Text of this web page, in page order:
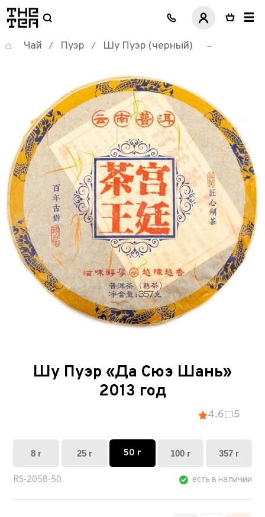
логотип
Чай / Пуэр / Шу Пуэр (черный)
Шу Пуэр «Да Сюэ Шань»
2013 год
4.6 5
8 г 25 г 50 г 100 г 357 г
RS-2058-50 есть в наличии